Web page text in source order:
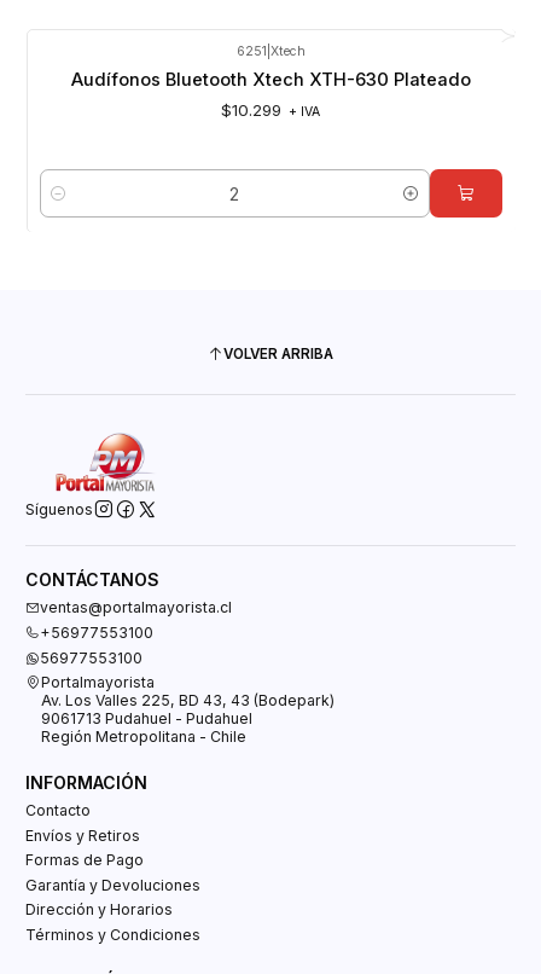
6251 Xtech
Audífonos Bluetooth Xtech XTH-630 Plateado
$10.299 + IVA
Cantidad
VOLVER ARRIBA
Síguenos
CONTÁCTANOS
ventas@portalmayorista.cl
+56977553100
56977553100
Portalmayorista
Av. Los Valles 225, BD 43, 43 (Bodepark)
9061713 Pudahuel - Pudahuel
Región Metropolitana - Chile
INFORMACIÓN
Contacto
Envíos y Retiros
Formas de Pago
Garantía y Devoluciones
Dirección y Horarios
Términos y Condiciones